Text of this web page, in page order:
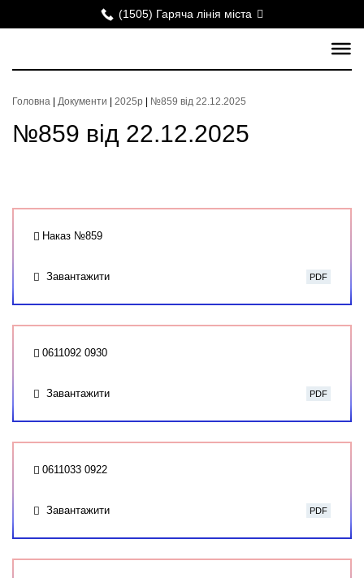
(1505) Гаряча лінія міста
Головна Документи 2025р №859 від 22.12.2025
№859 від 22.12.2025
Наказ №859
Завантажити PDF
0611092 0930
Завантажити PDF
0611033 0922
Завантажити PDF